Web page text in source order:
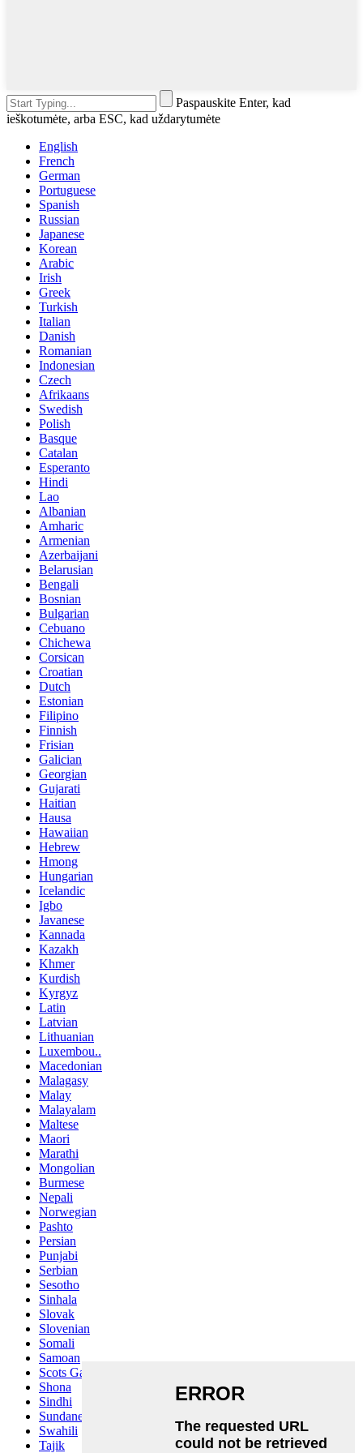
Paspauskite Enter, kad
ieškotumėte, arba ESC, kad uždarytumėte
English
French
German
Portuguese
Spanish
Russian
Japanese
Korean
Arabic
Irish
Greek
Turkish
Italian
Danish
Romanian
Indonesian
Czech
Afrikaans
Swedish
Polish
Basque
Catalan
Esperanto
Hindi
Lao
Albanian
Amharic
Armenian
Azerbaijani
Belarusian
Bengali
Bosnian
Bulgarian
Cebuano
Chichewa
Corsican
Croatian
Dutch
Estonian
Filipino
Finnish
Frisian
Galician
Georgian
Gujarati
Haitian
Hausa
Hawaiian
Hebrew
Hmong
Hungarian
Icelandic
Igbo
Javanese
Kannada
Kazakh
Khmer
Kurdish
Kyrgyz
Latin
Latvian
Lithuanian
Luxembou..
Macedonian
Malagasy
Malay
Malayalam
Maltese
Maori
Marathi
Mongolian
Burmese
Nepali
Norwegian
Pashto
Persian
Punjabi
Serbian
Sesotho
Sinhala
Slovak
Slovenian
Somali
Samoan
Scots Gaelic
Shona
Sindhi
Sundanese
Swahili
Tajik